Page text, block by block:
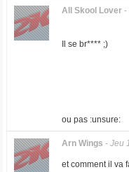
All Skool Lover-
Il se br**** ;)
ou pas :unsure:
Arn Wings - Jeu
et comment il va